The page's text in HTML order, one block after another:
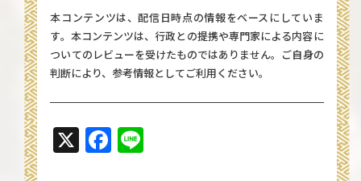
本コンテンツは、配信日時点の情報をベースにしていま
す。本コンテンツは、行政との提携や専門家による内容に
ついてのレビューを受けたものではありません。ご自身の
判断により、参考情報としてご利用ください。
X Facebook